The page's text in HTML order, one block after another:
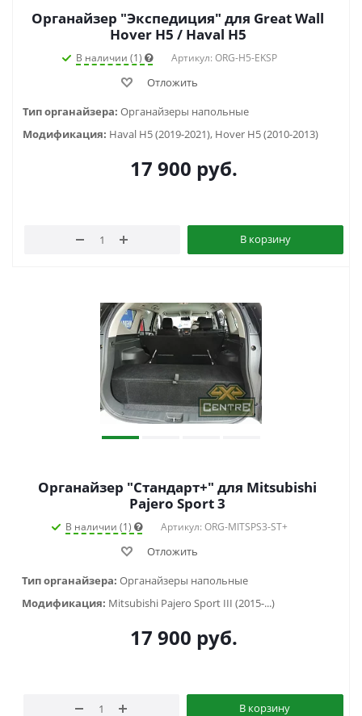
Органайзер "Экспедиция" для Great Wall
Hover H5 / Haval H5
В наличии (1) Артикул: ORG-H5-EKSP
Отложить
Тип органайзера: Органайзеры напольные
Модификация: Haval H5 (2019-2021), Hover H5 (2010-2013)
17 900 руб.
В корзину
Органайзер "Стандарт+" для Mitsubishi
Pajero Sport 3
В наличии (1) Артикул: ORG-MITSPS3-ST+
Отложить
Тип органайзера: Органайзеры напольные
Модификация: Mitsubishi Pajero Sport III (2015-...)
17 900 руб.
В корзину